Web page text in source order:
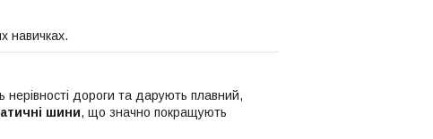
навичках.
нерівності дороги та дарують плавний,
шини, що значно покращують